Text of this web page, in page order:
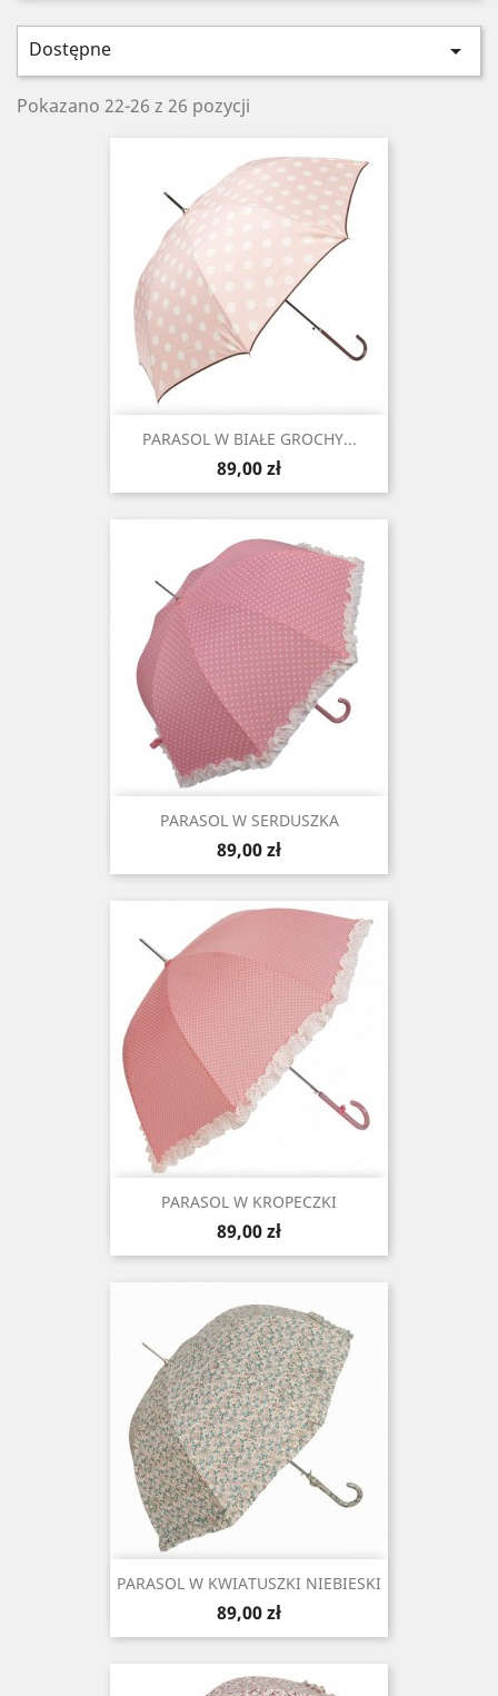
Dostępne 
Pokazano 22-26 z 26 pozycji
PARASOL W BIAŁE GROCHY...
Cena
89,00 zł
PARASOL W SERDUSZKA
Cena
89,00 zł
PARASOL W KROPECZKI
Cena
89,00 zł
PARASOL W KWIATUSZKI NIEBIESKI
Cena
89,00 zł